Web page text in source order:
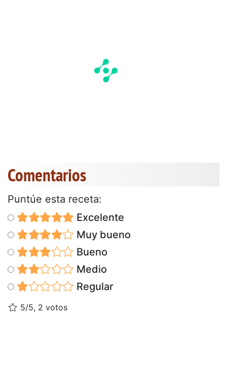
Comentarios
Puntúe esta receta:
Excelente
Muy bueno
Bueno
Medio
Regular
5/5, 2 votos